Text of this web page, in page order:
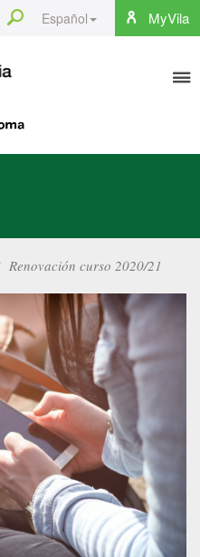
MyVila
Español
Search
Renovación curso 2020/21